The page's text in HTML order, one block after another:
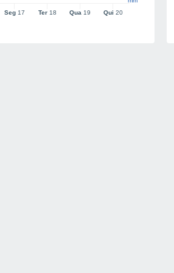
Seg17 Ter18 Qua 19 Qui 20